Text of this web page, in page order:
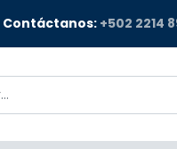
Contáctanos: +502 2214